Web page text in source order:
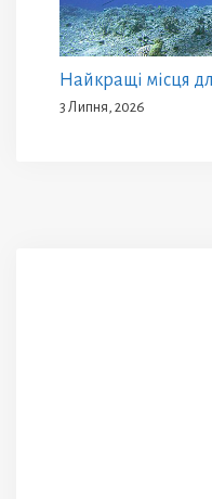
Найкращі місця
3 Липня, 2026